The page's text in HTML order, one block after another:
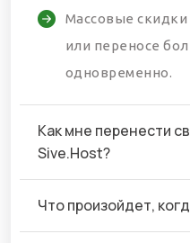
Массовые скидки
или переносе
одновременно.
Как мне перенести
Sive.Host?
Что произойдет,